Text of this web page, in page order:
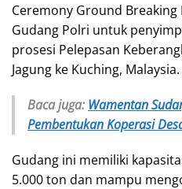
Ceremony Ground
Gudang Polri untuk
prosesi Pelepasan
Jagung ke Kuching, Malaysia.
Baca juga: Wamentan
Pembentukan Koperasi
Gudang ini memiliki
5.000 ton dan mampu